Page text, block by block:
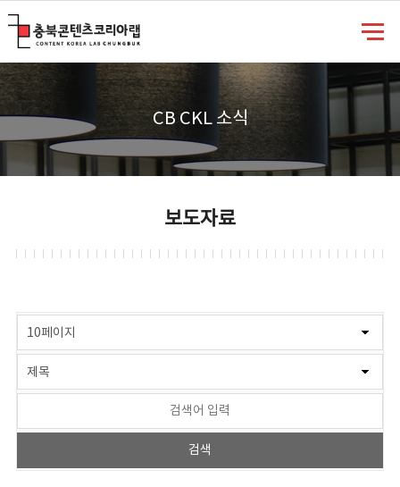
CB CKL 소식
보도자료